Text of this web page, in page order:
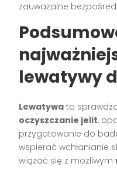
zauważalne
lewatywy
Lewatywa to
oczyszczanie jelit,
przygotowanie do
wspierać wchłanianie
wiązać się z możliwym